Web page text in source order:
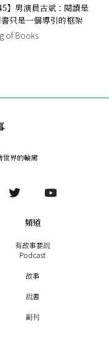
】男演員古斌：閱讀是
只是一個導引的框架
of Books
世界的輪廓
頻道
有故事要說
Podcast
故事
說書
副刊